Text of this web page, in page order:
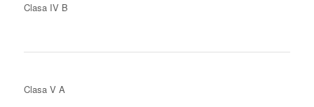
Clasa IV B
Clasa V A